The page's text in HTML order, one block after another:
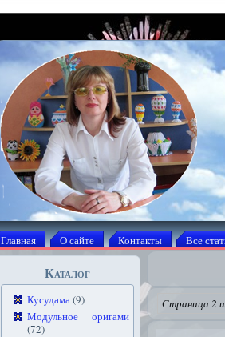
Главная О сайте Контакты Все
Каталог
Кусудама(9)
Модульное оригами
(72)
Страница 2